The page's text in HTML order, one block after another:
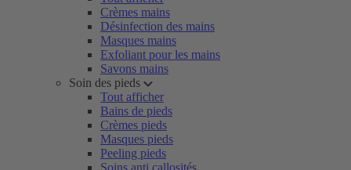
Crèmes mains
Désinfection des mains
Masques mains
Exfoliant pour les mains
Savons mains
Soin des pieds
Tout afficher
Bains de pieds
Crèmes pieds
Masques pieds
Peeling pieds
Soins anti callosités